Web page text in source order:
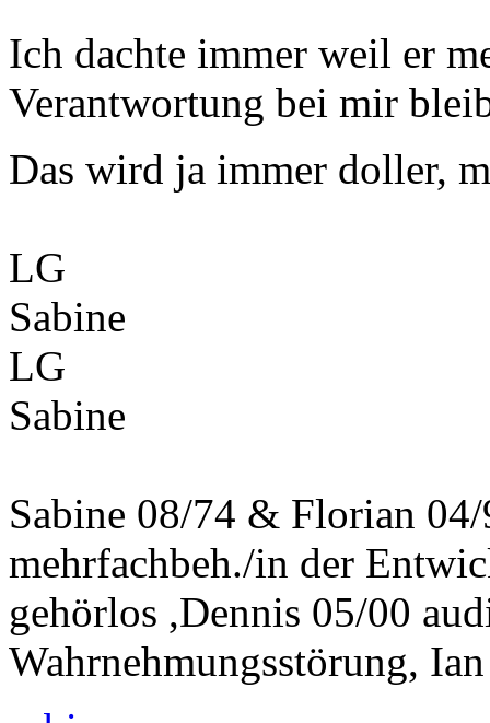
Ich dachte immer weil er
Verantwortung bei mir
Das wird ja immer doller,
LG
Sabine
LG
Sabine
Sabine 08/74 & Florian
mehrfachbeh./in der
gehörlos ,Dennis 05/00
Wahrnehmungsstörung,